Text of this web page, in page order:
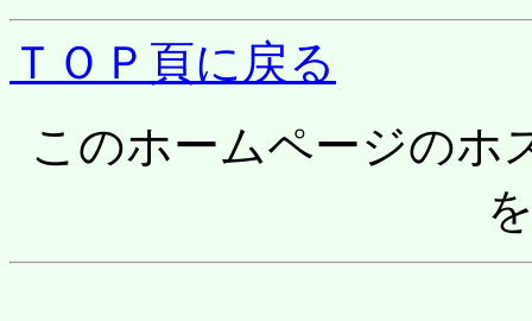
ＴＯＰ頁に戻る
このホームページのホ